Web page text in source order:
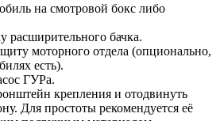
на смотровой бокс либо
расширительного бачка.
моторного отдела (опционально,
есть).
ГУРа.
крепления и отодвинуть
Для простоты рекомендуется её